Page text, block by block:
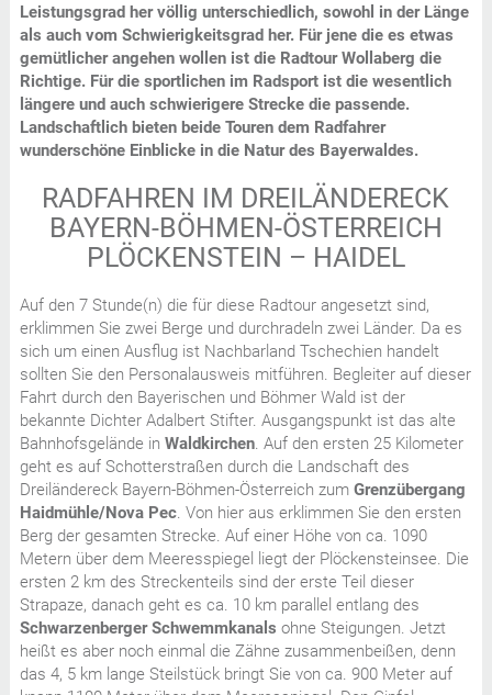
Leistungsgrad her völlig unterschiedlich, sowohl in der Länge
als auch vom Schwierigkeitsgrad her. Für jene die es etwas
gemütlicher angehen wollen ist die Radtour Wollaberg die
Richtige. Für die sportlichen im Radsport ist die wesentlich
längere und auch schwierigere Strecke die passende.
Landschaftlich bieten beide Touren dem Radfahrer
wunderschöne Einblicke in die Natur des Bayerwaldes.
RADFAHREN IM DREILÄNDERECK
BAYERN-BÖHMEN-ÖSTERREICH
PLÖCKENSTEIN – HAIDEL
Auf den 7 Stunde(n) die für diese Radtour angesetzt sind,
erklimmen Sie zwei Berge und durchradeln zwei Länder. Da es
sich um einen Ausflug ist Nachbarland Tschechien handelt
sollten Sie den Personalausweis mitführen. Begleiter auf dieser
Fahrt durch den Bayerischen und Böhmer Wald ist der
bekannte Dichter Adalbert Stifter. Ausgangspunkt ist das alte
Bahnhofsgelände in Waldkirchen. Auf den ersten 25 Kilometer
geht es auf Schotterstraßen durch die Landschaft des
Dreiländereck Bayern-Böhmen-Österreich zum Grenzübergang
Haidmühle/Nova Pec. Von hier aus erklimmen Sie den ersten
Berg der gesamten Strecke. Auf einer Höhe von ca. 1090
Metern über dem Meeresspiegel liegt der Plöckensteinsee. Die
ersten 2 km des Streckenteils sind der erste Teil dieser
Strapaze, danach geht es ca. 10 km parallel entlang des
Schwarzenberger Schwemmkanals ohne Steigungen. Jetzt
heißt es aber noch einmal die Zähne zusammenbeißen, denn
das 4, 5 km lange Steilstück bringt Sie von ca. 900 Meter auf